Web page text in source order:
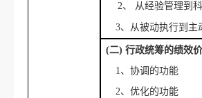
2、 从经验管理到
3、从被动执行到主
(二) 行政统筹的绩效
1、协调的功能
2、优化的功能